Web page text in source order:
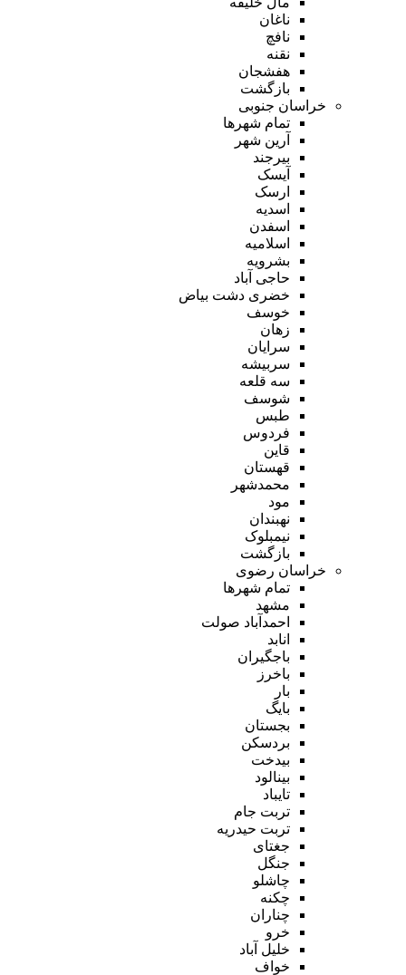
ناغان
نافچ
نقنه
هفشجان
بازگشت
خراسان جنوبی
تمام شهر‌ها
آرین شهر
بیرجند
آیسک
ارسک
اسدیه
اسفدن
اسلامیه
بشرویه
حاجی آباد
خضری دشت بیاض
خوسف
زهان
سرایان
سربیشه
سه قلعه
شوسف
طبس
فردوس
قاین
قهستان
محمدشهر
مود
نهبندان
نیمبلوک
بازگشت
خراسان رضوی
تمام شهر‌ها
مشهد
احمدآباد صولت
انابد
باجگیران
باخرز
بار
بایگ
بجستان
بردسکن
بیدخت
بینالود
تایباد
تربت جام
تربت حیدریه
جغتای
جنگل
چاشلو
چکنه
چناران
خرو
خلیل آباد
خواف